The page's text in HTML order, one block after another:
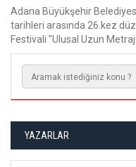
Adana Büyükşehir
tarihleri arasında 26.kez
Festivali "Ulusal Uzun
YAZARLAR